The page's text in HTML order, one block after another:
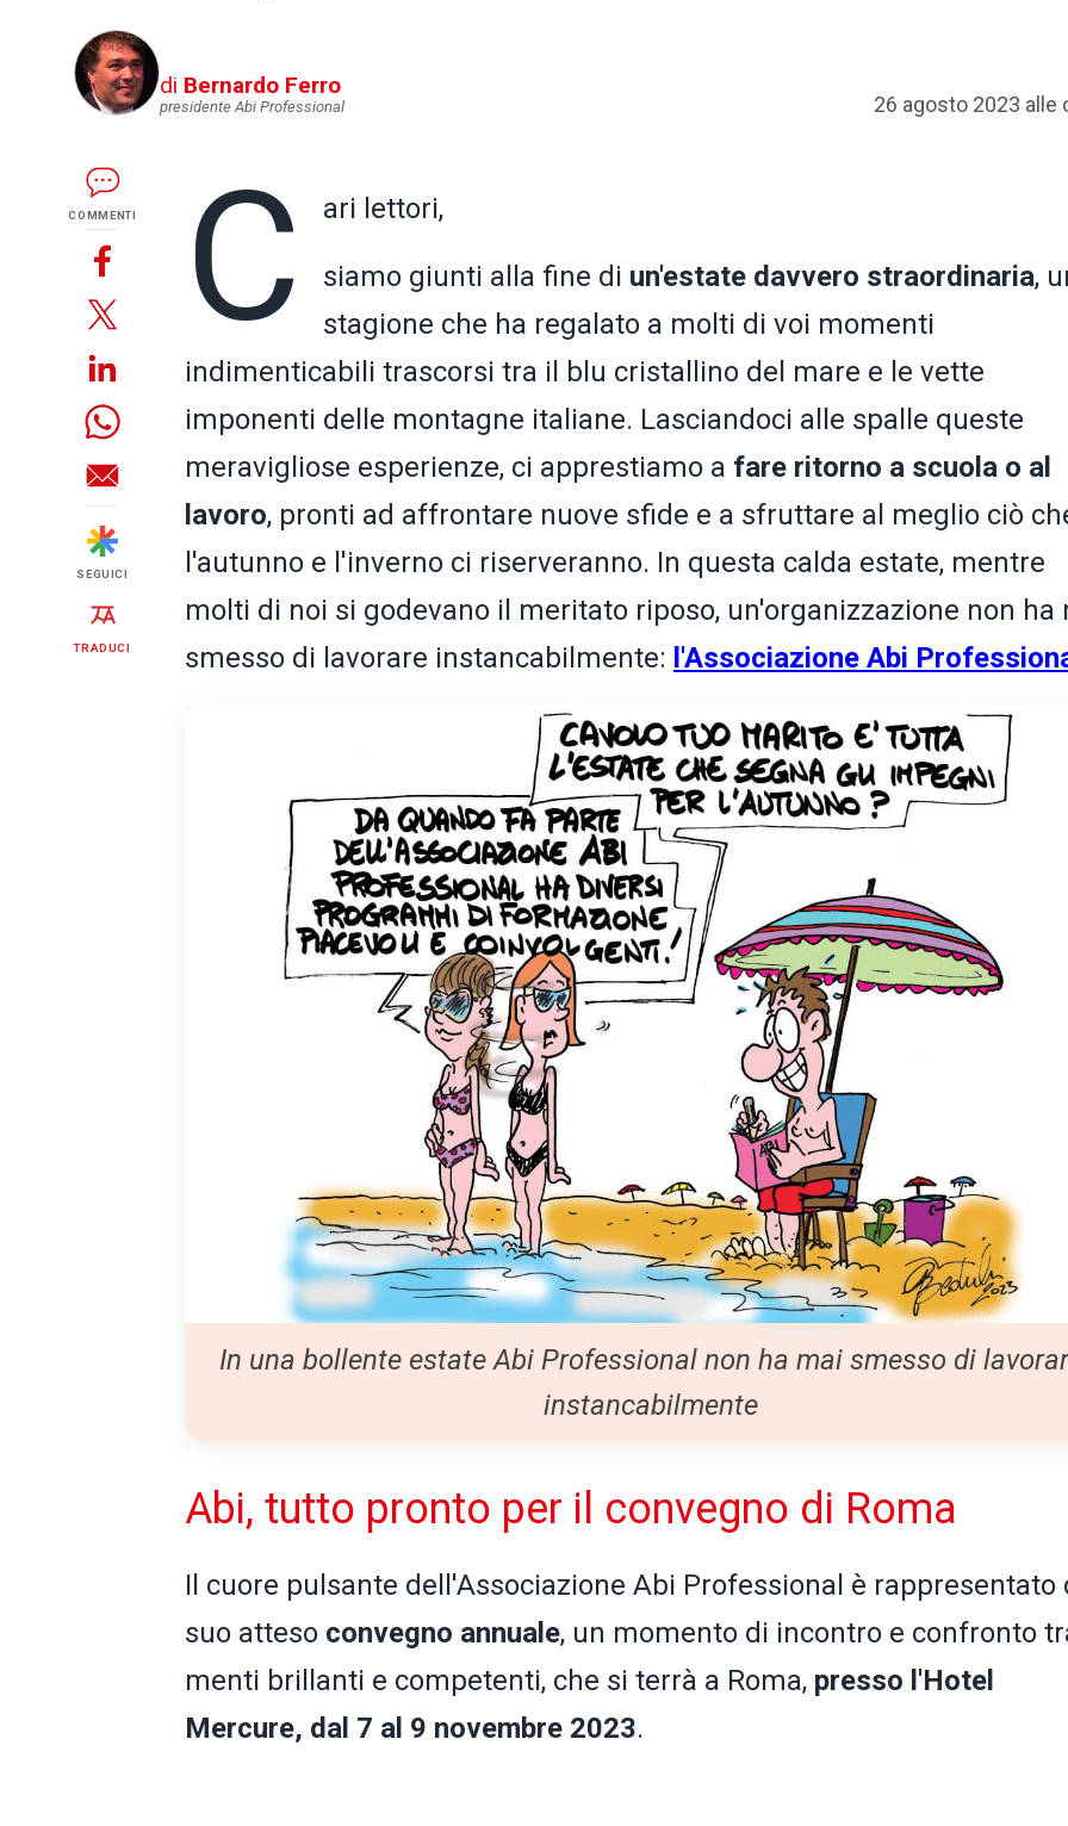
di Bernardo Ferro
presidente Abi Professional 26 agosto 2023 alle
COMMENTI
SEGUICI
TRADUCI
C ari lettori,
siamo giunti alla fine di un'estate davvero straordinaria,
stagione che ha regalato a molti di voi momenti
indimenticabili trascorsi tra il blu cristallino del mare e le vette
imponenti delle montagne italiane. Lasciandoci alle spalle queste
meravigliose esperienze, ci apprestiamo a fare ritorno a scuola o al
lavoro, pronti ad affrontare nuove sfide e a sfruttare al meglio ciò
l'autunno e l'inverno ci riserveranno. In questa calda estate, mentre
molti di noi si godevano il meritato riposo, un'organizzazione non ha
smesso di lavorare instancabilmente: l'Associazione Abi
In una bollente estate Abi Professional non ha mai smesso di
instancabilmente
Abi, tutto pronto per il convegno di Roma
Il cuore pulsante dell'Associazione Abi Professional è rappresentato
suo atteso convegno annuale, un momento di incontro e confronto
menti brillanti e competenti, che si terrà a Roma, presso l'Hotel
Mercure, dal 7 al 9 novembre 2023.